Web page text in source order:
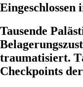
Eingeschlossen
Tausende
traumatisiert.
Checkpoints